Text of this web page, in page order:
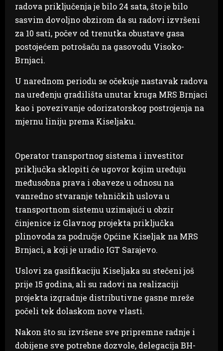
radova priključenja je bilo 24 sata, što je bilo
sasvim dovoljno obzirom da su radovi izvršeni
za 10 sati, počev od trenutka obustave gasa
postojećem potrošaču na gasovodu Visoko-
Brnjaci.
U narednom periodu se očekuje nastavak radova
na uređenju gradilišta unutar kruga MRS Brnjaci
kao i povezivanje odorizatorskog postrojenja na
mjernu liniju prema Kiseljaku.
Operator transportnog sistema i investitor
priključka sklopiti će ugovor kojim uređuju
međusobna prava i obaveze u odnosu na
vanredno stvaranje tehničkih uslova u
transportnom sistemu uzimajući u obzir
činjenice iz Glavnog projekta priključka
plinovoda za područje Općine Kiseljak na MRS
Brnjaci, a koji je uradio IGT Sarajevo.
Uslovi za gasifikaciju Kiseljaka su stečeni još
prije 15 godina, ali su radovi na realizaciji
projekta izgradnje distributivne gasne mreže
počeli tek dolaskom nove vlasti.
Nakon što su izvršene sve pripremne radnje i
dobijene sve potrebne dozvole, delegacija BH-